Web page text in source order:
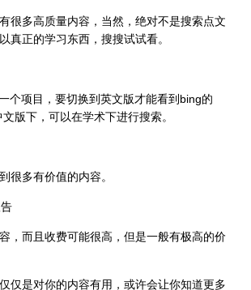
多高质量内容，当然，绝对不是搜索点文
真正的学习东西，搜搜试试看。
项目，要切换到英文版才能看到bing的
版下，可以在学术下进行搜索。
多有价值的内容。
而且收费可能很高，但是一般有极高的价
是对你的内容有用，或许会让你知道更多